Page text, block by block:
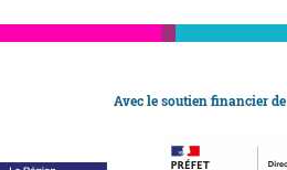
Avec le soutien financier de